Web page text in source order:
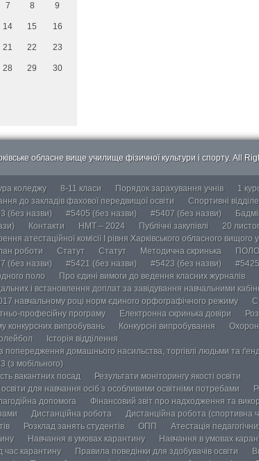
7 8 9
14 15 16
21 22 23
28 29 30
обласне вище училище фізичної культури і спорту. All
коледжу 8-11 класи Порядок зарахування учнів
1
до закладів фахової передвищої освіти
Спортивні
(без назви) #5405 (без назви) #5407 (без назви)
Контакти НМТ – 2024 Публічні закупівлі
20
атестаційної комісії І рівня Харківського обласного
роботи Статут Статут Методична скринька
(без назви) #5421 (без назви) #5423 (без назви)
поло Про єдині вимоги до ведення класних журналів
і встановлення доплат за завідування навчальними
навчальному році норм єдиного орфографічного режиму
професійну програму
Електронна скринька довіри
конкурсних випробувань Конкурсні випробування
Історія відділення
попередження домашнього насильства, торгівлі людьми та
(з мобільного)
вакантних посад
Результати моніторингу якості освіти
для навчання осіб з особливими освітніми потребами
допомога Фінансовий звіт про надходження та
Дистанційна робота Дистанційна робота (спортивна
Розклад занять студентів ОПП Атестація
Навчання в умовах карантину Навчання в умовах
час карантину
Правила поведінки для здобувачів освіти